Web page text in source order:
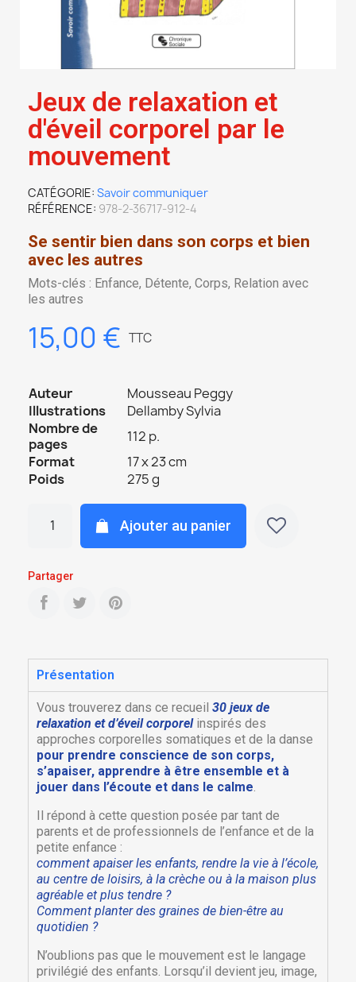
Jeux de relaxation et
d'éveil corporel par le
mouvement
CATÉGORIE Savoir communiquer
RÉFÉRENCE 978-2-36717-912-4
Se sentir bien dans son corps et bien
avec les autres
Mots-clés : Enfance, Détente, Corps, Relation avec
les autres
15,00 € TTC
Auteur
Mousseau Peggy
Illustrations
Dellamby Sylvia
Nombre de
pages
112 p.
Format
17 x 23 cm
Poids
275 g
Ajouter au panier
Partager
Présentation
Vous trouverez dans ce recueil 30 jeux de
relaxation et d’éveil corporelinspirés des
approches corporelles somatiques et de la danse
pour prendre conscience de son corps,
s’apaiser, apprendre à être ensemble et à
jouer dans l’écoute et dans le calme.
Il répond à cette question posée par tant de
parents et de professionnels de l’enfance et de la
petite enfance :
comment apaiser les enfants, rendre la vie à l’école,
au centre de loisirs, à la crèche ou à la maison plus
agréable et plus tendre ?
Comment planter des graines de bien-être au
quotidien ?
N’oublions pas que le mouvement est le langage
privilégié des enfants. Lorsqu’il devient jeu, image,